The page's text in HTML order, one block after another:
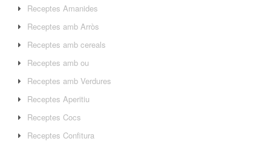
Receptes Amanides
Receptes amb Arròs
Receptes amb cereals
Receptes amb ou
Receptes amb Verdures
Receptes Aperitiu
Receptes Cocs
Receptes Confitura